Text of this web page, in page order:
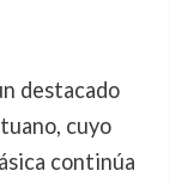
destacado
cuyo
continúa